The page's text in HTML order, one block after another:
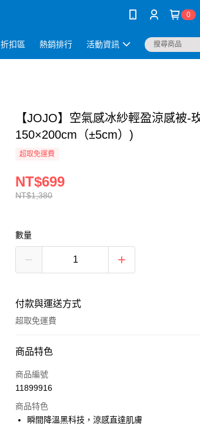
0
折扣區 熱銷排行 活動資訊
【JOJO】空氣感冰紗輕盈涼感被-
150×200cm（±5cm）)
超取免運費
NT$1,380
NT$699
數量
付款與運送方式
超取免運費
付款方式
全家線上支付
商品特色
商品編號
11899916
商品特色
瞬間降溫黑科技，涼感直達肌膚